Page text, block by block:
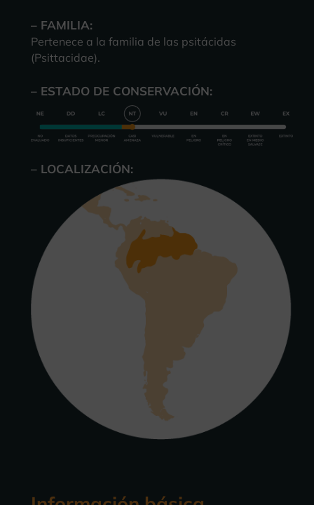
– FAMILIA:
Pertenece a la familia de las psitácidas
(Psittacidae).
– ESTADO DE CONSERVACIÓN:
– LOCALIZACIÓN: